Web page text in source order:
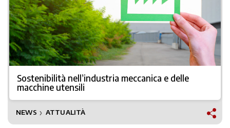
Sostenibilità nell’industria meccanica e delle
macchine utensili
NEWS ❯ ATTUALITÀ